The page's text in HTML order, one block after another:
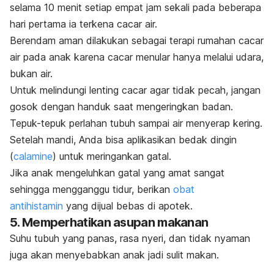
selama 10 menit setiap empat jam sekali pada beberapa
hari pertama ia terkena cacar air.
Berendam aman dilakukan sebagai terapi rumahan cacar
air pada anak karena cacar menular hanya melalui udara,
bukan air.
Untuk melindungi lenting cacar agar tidak pecah, jangan
gosok dengan handuk saat mengeringkan badan.
Tepuk-tepuk perlahan tubuh sampai air menyerap kering.
Setelah mandi, Anda bisa aplikasikan bedak dingin
(calamine) untuk meringankan gatal.
Jika anak mengeluhkan gatal yang amat sangat
sehingga mengganggu tidur, berikan obat
antihistamin yang dijual bebas di apotek.
5. Memperhatikan asupan makanan
Suhu tubuh yang panas, rasa nyeri, dan tidak nyaman
juga akan menyebabkan anak jadi sulit makan.